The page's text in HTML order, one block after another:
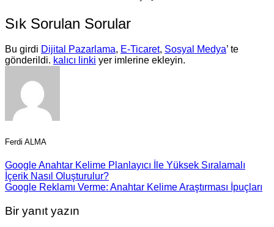
Sık Sorulan Sorular
Bu girdi Dijital Pazarlama, E-Ticaret, Sosyal Medya’ te
gönderildi. kalıcı linki yer imlerine ekleyin.
Ferdi ALMA
Google Anahtar Kelime Planlayıcı İle Yüksek Sıralamalı
İçerik Nasıl Oluşturulur?
Google Reklamı Verme: Anahtar Kelime Araştırması İpuçları
Bir yanıt yazın